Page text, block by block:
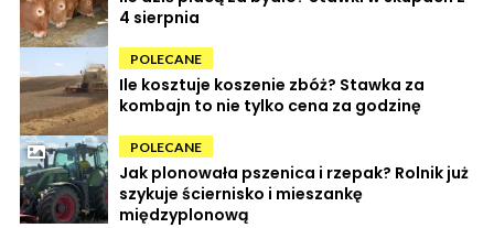
4 sierpnia
POLECANE
Ile kosztuje koszenie zbóż? Stawka za
kombajn to nie tylko cena za godzinę
POLECANE
Jak plonowała pszenica i rzepak? Rolnik już
szykuje ściernisko i mieszankę
międzyplonową